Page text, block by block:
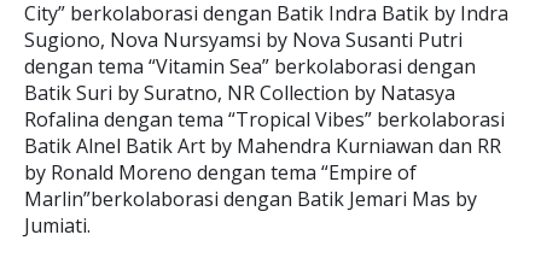
City” berkolaborasi dengan Batik Indra Batik by Indra
Sugiono, Nova Nursyamsi by Nova Susanti Putri
dengan tema “Vitamin Sea” berkolaborasi dengan
Batik Suri by Suratno, NR Collection by Natasya
Rofalina dengan tema “Tropical Vibes” berkolaborasi
Batik Alnel Batik Art by Mahendra Kurniawan dan RR
by Ronald Moreno dengan tema “Empire of
Marlin”berkolaborasi dengan Batik Jemari Mas by
Jumiati.